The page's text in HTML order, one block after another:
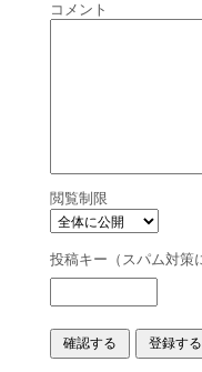
コメント
閲覧制限
投稿キー（スパム対策